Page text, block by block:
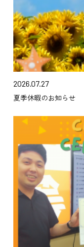
2026.07.27
夏季休暇のお知らせ